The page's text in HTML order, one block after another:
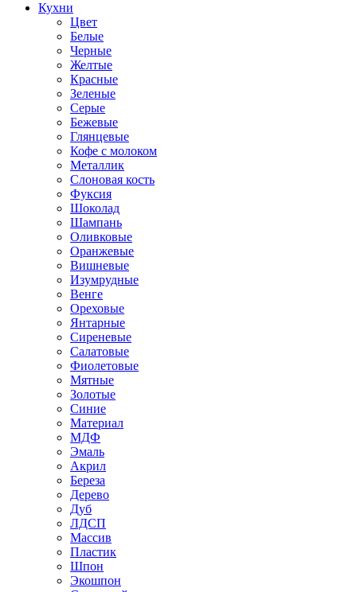
Кухни
Цвет
Белые
Черные
Желтые
Красные
Зеленые
Серые
Бежевые
Глянцевые
Кофе с молоком
Металлик
Слоновая кость
Фуксия
Шоколад
Шампань
Оливковые
Оранжевые
Вишневые
Изумрудные
Венге
Ореховые
Янтарные
Сиреневые
Салатовые
Фиолетовые
Мятные
Золотые
Синие
Материал
МДФ
Эмаль
Акрил
Береза
Дерево
Дуб
ЛДСП
Массив
Пластик
Шпон
Экошпон